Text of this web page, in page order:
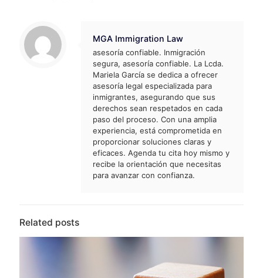
MGA Immigration Law
asesoría confiable. Inmigración
segura, asesoría confiable. La Lcda.
Mariela García se dedica a ofrecer
asesoría legal especializada para
inmigrantes, asegurando que sus
derechos sean respetados en cada
paso del proceso. Con una amplia
experiencia, está comprometida en
proporcionar soluciones claras y
eficaces. Agenda tu cita hoy mismo y
recibe la orientación que necesitas
para avanzar con confianza.
Related posts